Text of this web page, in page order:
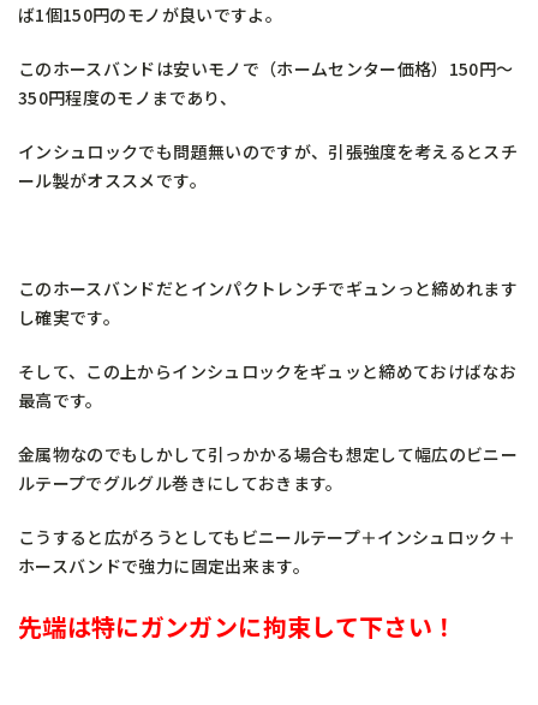
ば1個150円のモノが良いですよ。
このホースバンドは安いモノで（ホームセンター価格）150円～
350円程度のモノまであり、
インシュロックでも問題無いのですが、引張強度を考えるとスチ
ール製がオススメです。
このホースバンドだとインパクトレンチでギュンっと締めれます
し確実です。
そして、この上からインシュロックをギュッと締めておけばなお
最高です。
金属物なのでもしかして引っかかる場合も想定して幅広のビニー
ルテープでグルグル巻きにしておきます。
こうすると広がろうとしてもビニールテープ＋インシュロック＋
ホースバンドで強力に固定出来ます。
先端は特にガンガンに拘束して下さい！